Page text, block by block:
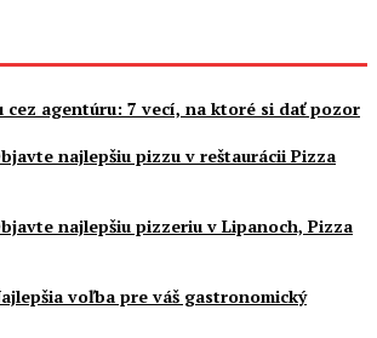
cez agentúru: 7 vecí, na ktoré si dať pozor
najlepšiu pizzu v reštaurácii Pizza
najlepšiu pizzeriu v Lipanoch, Pizza
voľba pre váš gastronomický